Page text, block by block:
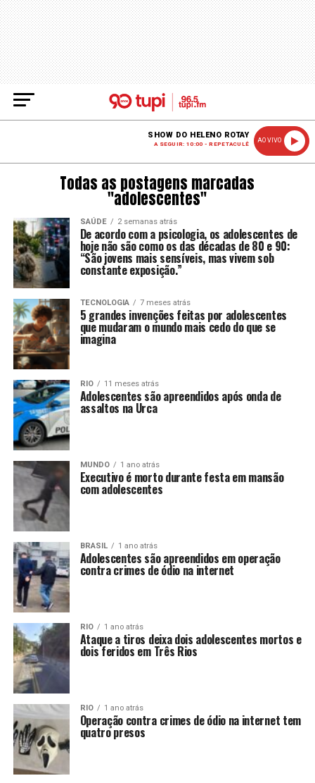
SHOW DO HELENO ROTAY
A SEGUIR: 10:00 - REPETACULÊ
AO VIVO
Todas as postagens marcadas
"adolescentes"
SAÚDE 2 semanas atrás
De acordo com a psicologia, os adolescentes de
hoje não são como os das décadas de 80 e 90:
“São jovens mais sensíveis, mas vivem sob
constante exposição.”
TECNOLOGIA 7 meses atrás
5 grandes invenções feitas por adolescentes
que mudaram o mundo mais cedo do que se
imagina
RIO 11 meses atrás
Adolescentes são apreendidos após onda de
assaltos na Urca
MUNDO 1 ano atrás
Executivo é morto durante festa em mansão
com adolescentes
BRASIL 1 ano atrás
Adolescentes são apreendidos em operação
contra crimes de ódio na internet
RIO 1 ano atrás
Ataque a tiros deixa dois adolescentes mortos e
dois feridos em Três Rios
RIO 1 ano atrás
Operação contra crimes de ódio na internet tem
quatro presos